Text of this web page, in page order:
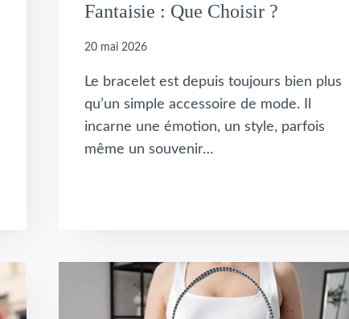
Fantaisie : Que Choisir ?
20 mai 2026
Le bracelet est depuis toujours bien plus
qu’un simple accessoire de mode. Il
incarne une émotion, un style, parfois
même un souvenir…